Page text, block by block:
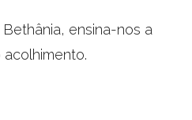
ensina-nos a